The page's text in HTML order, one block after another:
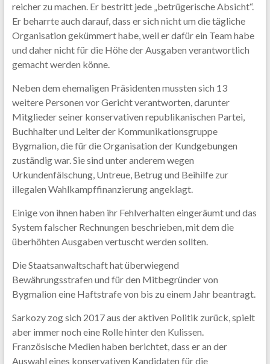
reicher zu machen. Er bestritt jede „betrügerische Absicht“.
Er beharrte auch darauf, dass er sich nicht um die tägliche
Organisation gekümmert habe, weil er dafür ein Team habe
und daher nicht für die Höhe der Ausgaben verantwortlich
gemacht werden könne.
Neben dem ehemaligen Präsidenten mussten sich 13
weitere Personen vor Gericht verantworten, darunter
Mitglieder seiner konservativen republikanischen Partei,
Buchhalter und Leiter der Kommunikationsgruppe
Bygmalion, die für die Organisation der Kundgebungen
zuständig war. Sie sind unter anderem wegen
Urkundenfälschung, Untreue, Betrug und Beihilfe zur
illegalen Wahlkampffinanzierung angeklagt.
Einige von ihnen haben ihr Fehlverhalten eingeräumt und das
System falscher Rechnungen beschrieben, mit dem die
überhöhten Ausgaben vertuscht werden sollten.
Die Staatsanwaltschaft hat überwiegend
Bewährungsstrafen und für den Mitbegründer von
Bygmalion eine Haftstrafe von bis zu einem Jahr beantragt.
Sarkozy zog sich 2017 aus der aktiven Politik zurück, spielt
aber immer noch eine Rolle hinter den Kulissen.
Französische Medien haben berichtet, dass er an der
Auswahl eines konservativen Kandidaten für die